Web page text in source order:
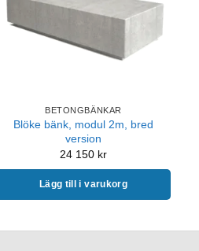
BETONGBÄNKAR
Blöke bänk, modul 2m, bred
version
24 150 kr
Lägg till i varukorg